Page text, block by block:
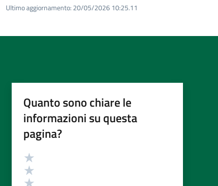
Ultimo aggiornamento: 20/05/2026 10:25.11
Quanto sono chiare le
informazioni su questa
pagina?
Valutazione